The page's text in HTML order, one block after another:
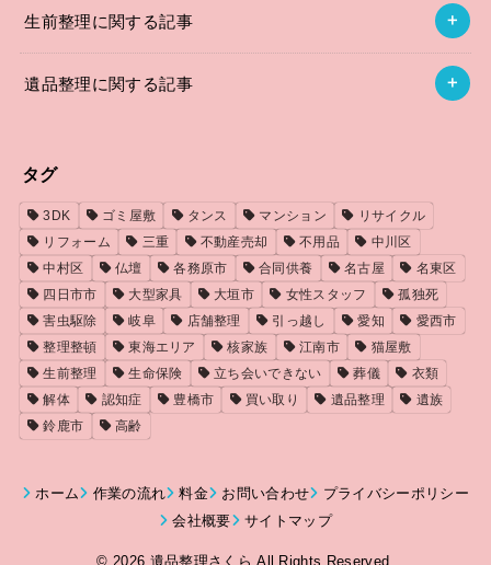
生前整理に関する記事
遺品整理に関する記事
タグ
3DK ゴミ屋敷 タンス マンション
リサイクル
リフォーム
三重 不動産売却 不用品
中川区
中村区
仏壇 各務原市 合同供養 名古屋
名東区
四日市市
大型家具 大垣市 女性スタッフ
孤独死
害虫駆除
岐阜 店舗整理 引っ越し 愛知
愛西市
整理整頓
東海エリア 核家族 江南市
猫屋敷
生前整理
生命保険 立ち会いできない 葬儀
衣類
解体
認知症 豊橋市 買い取り 遺品整理
遺族
鈴鹿市
高齢
ホーム 作業の流れ 料金 お問い合わせ
プライバシーポリシー
会社概要
サイトマップ
© 2026 遺品整理さくら All Rights Reserved.